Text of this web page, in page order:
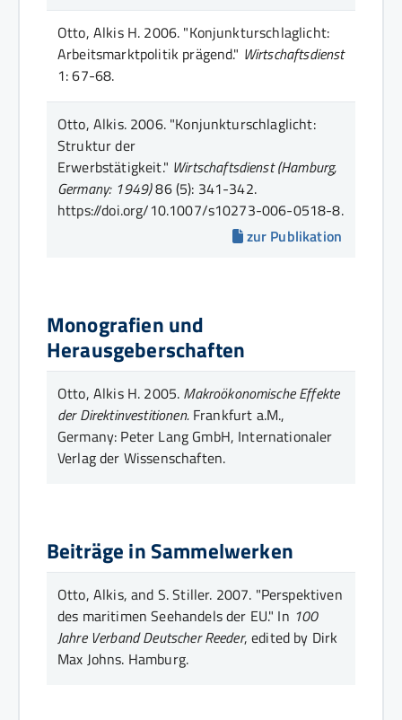
Otto, Alkis H. 2006. "Konjunkturschlaglicht:
Arbeitsmarktpolitik prägend." Wirtschaftsdienst
1: 67-68.
Otto, Alkis.2006."Konjunkturschlaglicht:
Struktur der
Erwerbstätigkeit." Wirtschaftsdienst (Hamburg,
Germany: 1949)86 (5): 341-342.
https://doi.org/10.1007/s10273-006-0518-8.
zur Publikation
Monografien und
Herausgeberschaften
Otto, Alkis H. 2005. Makroökonomische Effekte
der Direktinvestitionen.Frankfurt a.M.,
Germany: Peter Lang GmbH, Internationaler
Verlag der Wissenschaften.
Beiträge in Sammelwerken
Otto, Alkis, and S. Stiller. 2007. "Perspektiven
des maritimen Seehandels der EU." In 100
Jahre Verband Deutscher Reeder, edited by Dirk
Max Johns. Hamburg.